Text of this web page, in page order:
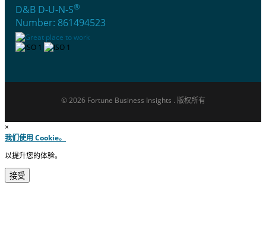
D&B D-U-N-S®
Number: 861494523
© 2026 Fortune Business Insights . 版权所有
×
我们使用 Cookie。
以提升您的体验。
接受